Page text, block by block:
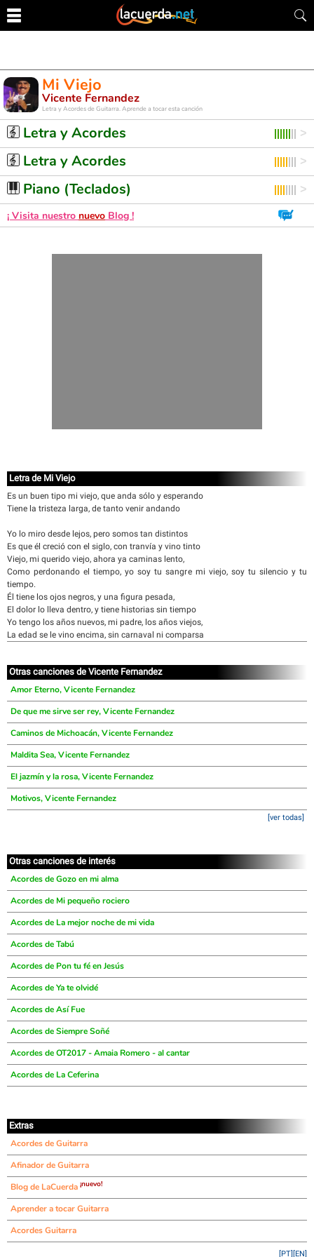
Mi Viejo
Vicente Fernandez
Letra y Acordes de Guitarra. Aprende a tocar esta canción
Letra y Acordes
Letra y Acordes
Piano (Teclados)
¡ Visita nuestro nuevo Blog !
Letra de Mi Viejo
Es un buen tipo mi viejo, que anda sólo y esperando
Tiene la tristeza larga, de tanto venir andando
Yo lo miro desde lejos, pero somos tan distintos
Es que él creció con el siglo, con tranvía y vino tinto
Viejo, mi querido viejo, ahora ya caminas lento,
Como perdonando el tiempo, yo soy tu sangre mi viejo, soy tu silencio y tu
tiempo.
Él tiene los ojos negros, y una figura pesada,
El dolor lo lleva dentro, y tiene historias sin tiempo
Yo tengo los años nuevos, mi padre, los años viejos,
La edad se le vino encima, sin carnaval ni comparsa
Otras canciones de Vicente Fernandez
Amor Eterno, Vicente Fernandez
De que me sirve ser rey, Vicente Fernandez
Caminos de Michoacán, Vicente Fernandez
Maldita Sea, Vicente Fernandez
El jazmín y la rosa, Vicente Fernandez
Motivos, Vicente Fernandez
[ver todas]
Otras canciones de interés
Acordes de Gozo en mi alma
Acordes de Mi pequeño rociero
Acordes de La mejor noche de mi vida
Acordes de Tabú
Acordes de Pon tu fé en Jesús
Acordes de Ya te olvidé
Acordes de Así Fue
Acordes de Siempre Soñé
Acordes de OT2017 - Amaia Romero - al cantar
Acordes de La Ceferina
Extras
Acordes de Guitarra
Afinador de Guitarra
Blog de LaCuerda ¡nuevo!
Aprender a tocar Guitarra
Acordes Guitarra
[EN]
[PT]